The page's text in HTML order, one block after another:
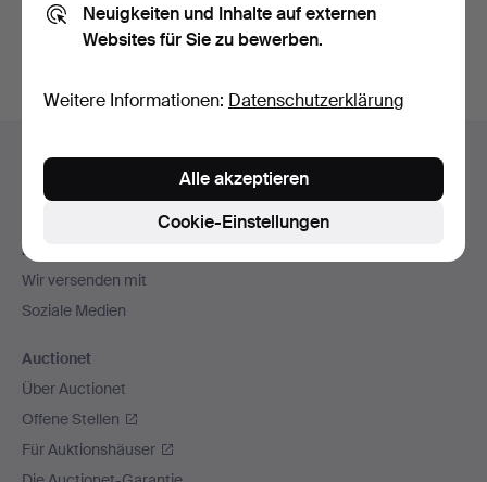
Archiv
suchen.
Navigation
Hilfe und Kontakt
Kontakt mit dem Support aufnehmen
Zahlungsweisen
Wir versenden mit
Soziale Medien
Auctionet
Über Auctionet
Offene Stellen
Für Auktionshäuser
Neuigkeiten und Inhalte auf externen
Websites für Sie zu bewerben.
Weitere Informationen: Datenschutzerklärung
Cookie-Einstellungen
Alle akzeptieren